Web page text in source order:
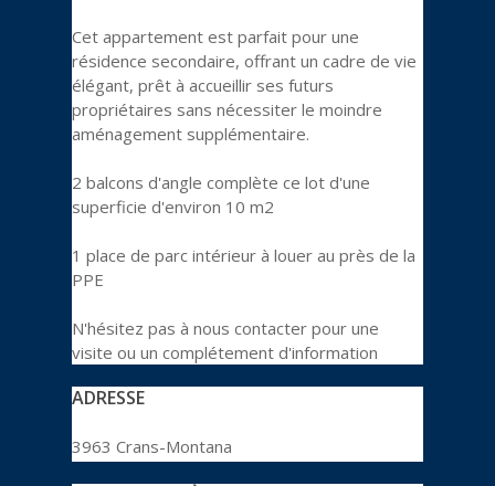
Cet appartement est parfait pour une
résidence secondaire, offrant un cadre de vie
élégant, prêt à accueillir ses futurs
propriétaires sans nécessiter le moindre
aménagement supplémentaire.
2 balcons d'angle complète ce lot d'une
superficie d'environ 10 m2
1 place de parc intérieur à louer au près de la
PPE
N'hésitez pas à nous contacter pour une
visite ou un complétement d'information
ADRESSE
3963 Crans-Montana